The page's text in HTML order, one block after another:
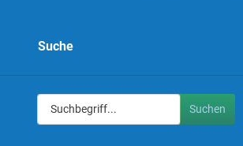
Suche
Suchen